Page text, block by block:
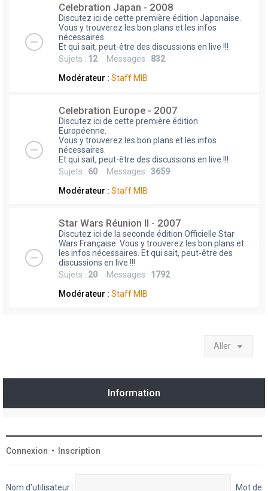
Celebration Japan - 2008
Discutez ici de cette première édition Japonaise.
Vous y trouverez les bon plans et les infos
nécessaires.
Et qui sait, peut-être des discussions en live !!!
Sujets : 12Messages : 832
Modérateur : Staff MIB
Celebration Europe - 2007
Discutez ici de cette première édition
Européenne.
Vous y trouverez les bon plans et les infos
nécessaires.
Et qui sait, peut-être des discussions en live !!!
Sujets : 60 Messages : 3659
Modérateur : Staff MIB
Star Wars Réunion II - 2007
Discutez ici de la seconde édition Officielle Star
Wars Française. Vous y trouverez les bon plans et
les infos nécessaires. Et qui sait, peut-être des
discussions en live !!!
Sujets : 20 Messages : 1792
Modérateur : Staff MIB
Aller
Information
Connexion • Inscription
Nom d’utilisateur : Mot de